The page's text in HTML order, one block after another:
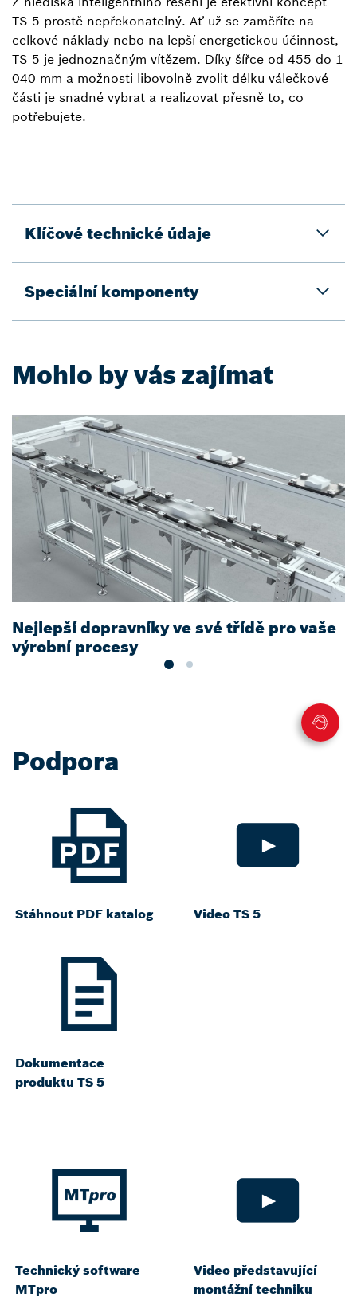
TS 5 prostě nepřekonatelný. Ať už se zaměříte na
celkové náklady nebo na lepší energetickou účinnost,
TS 5 je jednoznačným vítězem. Díky šířce od 455 do 1
040 mm a možnosti libovolně zvolit délku válečkové
části je snadné vybrat a realizovat přesně to, co
potřebujete.
Klíčové technické údaje
Speciální komponenty
Mohlo by vás zajímat
Nejlepší dopravníky ve své třídě pro vaše
výrobní procesy
Podpora
Stáhnout PDF katalog Video TS 5
Dokumentace
produktu TS 5
Technický software
MTpro
Video představující
montážní techniku